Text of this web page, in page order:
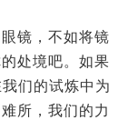
镜，不如将镜
处境吧。如果
们的试炼中为
所，我们的力